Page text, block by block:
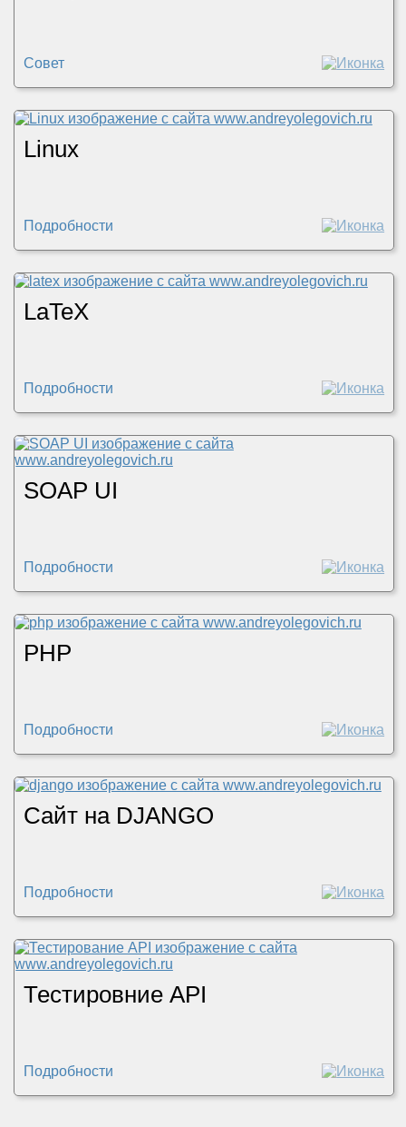
Совет
Linux
Подробности
LaTeX
Подробности
SOAP UI
Подробности
PHP
Подробности
Сайт на DJANGO
Подробности
Тестировние API
Подробности